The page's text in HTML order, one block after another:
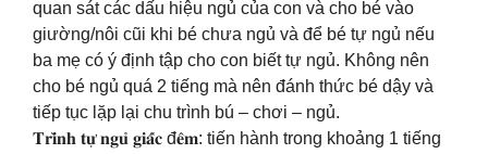
quan sát các dấu hiệu ngủ của con và cho bé vào
giường/nôi cũi khi bé chưa ngủ và để bé tự ngủ nếu
ba mẹ có ý định tập cho con biết tự ngủ. Không nên
cho bé ngủ quá 2 tiếng mà nên đánh thức bé dậy và
tiếp tục lặp lại chu trình bú – chơi – ngủ.
𝐓𝐫𝐢̀𝐧𝐡 𝐭𝐮̛̣ 𝐧𝐠𝐮̉ 𝐠𝐢𝐚̂́𝐜 đ𝐞̂𝐦: tiến hành trong khoảng 1 tiếng